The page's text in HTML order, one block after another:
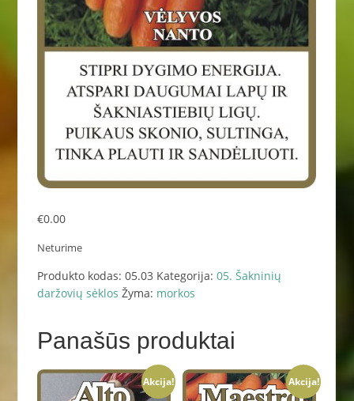
€0.00
Neturime
Produkto kodas: 05.03 Kategorija: 05. Šakninių
daržovių sėklos Žyma: morkos
Panašūs produktai
Akcija! Akcija!